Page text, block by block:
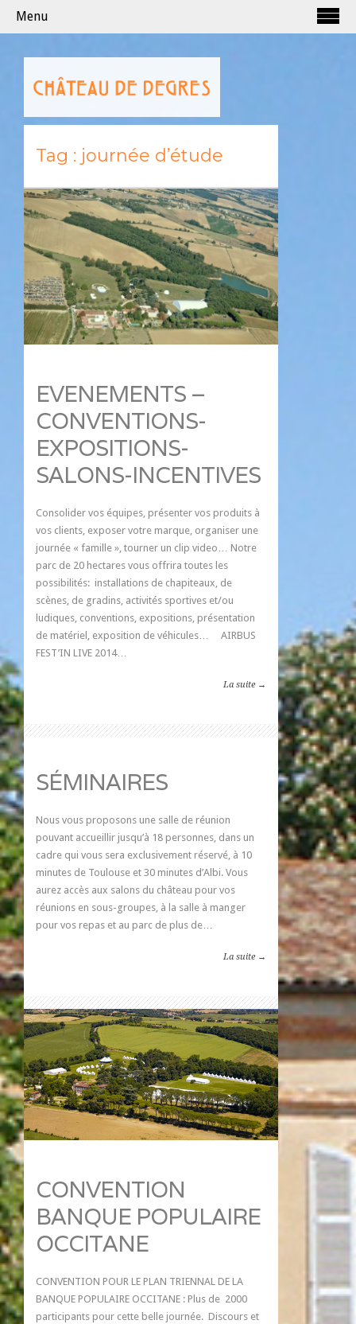
Menu
Tag : journée d’étude
EVENEMENTS –
CONVENTIONS-
EXPOSITIONS-
SALONS-INCENTIVES
Consolider vos équipes, présenter vos produits à
vos clients, exposer votre marque, organiser une
journée « famille », tourner un clip video… Notre
parc de 20 hectares vous offrira toutes les
possibilités: installations de chapiteaux, de
scènes, de gradins, activités sportives et/ou
ludiques, conventions, expositions, présentation
de matériel, exposition de véhicules… AIRBUS
FEST’IN LIVE 2014…
La suite →
SÉMINAIRES
Nous vous proposons une salle de réunion
pouvant accueillir jusqu’à 18 personnes, dans un
cadre qui vous sera exclusivement réservé, à 10
minutes de Toulouse et 30 minutes d’Albi. Vous
aurez accès aux salons du château pour vos
réunions en sous-groupes, à la salle à manger
pour vos repas et au parc de plus de…
La suite →
CONVENTION
BANQUE POPULAIRE
OCCITANE
CONVENTION POUR LE PLAN TRIENNAL DE LA
BANQUE POPULAIRE OCCITANE : Plus de 2000
participants pour cette belle journée. Discours et